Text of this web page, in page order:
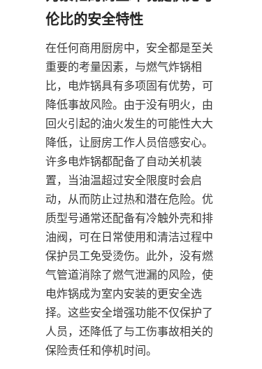
在任何商用厨房中，安全都是至关
重要的考量因素，与燃气炸锅相
比，电炸锅具有多项固有优势，可
降低事故风险。由于没有明火，由
回火引起的油火发生的可能性大大
降低，让厨房工作人员倍感安心。
许多电炸锅都配备了自动关机装
置，当油温超过安全限度时会启
动，从而防止过热和潜在危险。优
质型号通常还配备有冷触外壳和排
油阀，可在日常使用和清洁过程中
保护员工免受烫伤。此外，没有燃
气管道消除了燃气泄漏的风险，使
电炸锅成为室内安装的更安全选
择。这些安全增强功能不仅保护了
人员，还降低了与工伤事故相关的
保险责任和停机时间。